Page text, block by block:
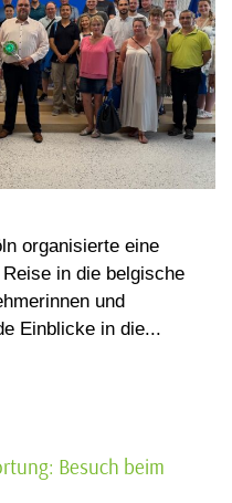
organisierte eine
in die belgische
und
Einblicke in die...
Besuch beim